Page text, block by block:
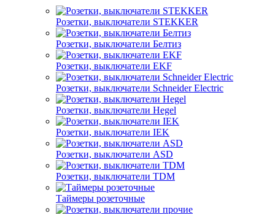
Розетки, выключатели STEKKER
Розетки, выключатели Белтиз
Розетки, выключатели EKF
Розетки, выключатели Schneider Electric
Розетки, выключатели Hegel
Розетки, выключатели IEK
Розетки, выключатели ASD
Розетки, выключатели TDM
Таймеры розеточные